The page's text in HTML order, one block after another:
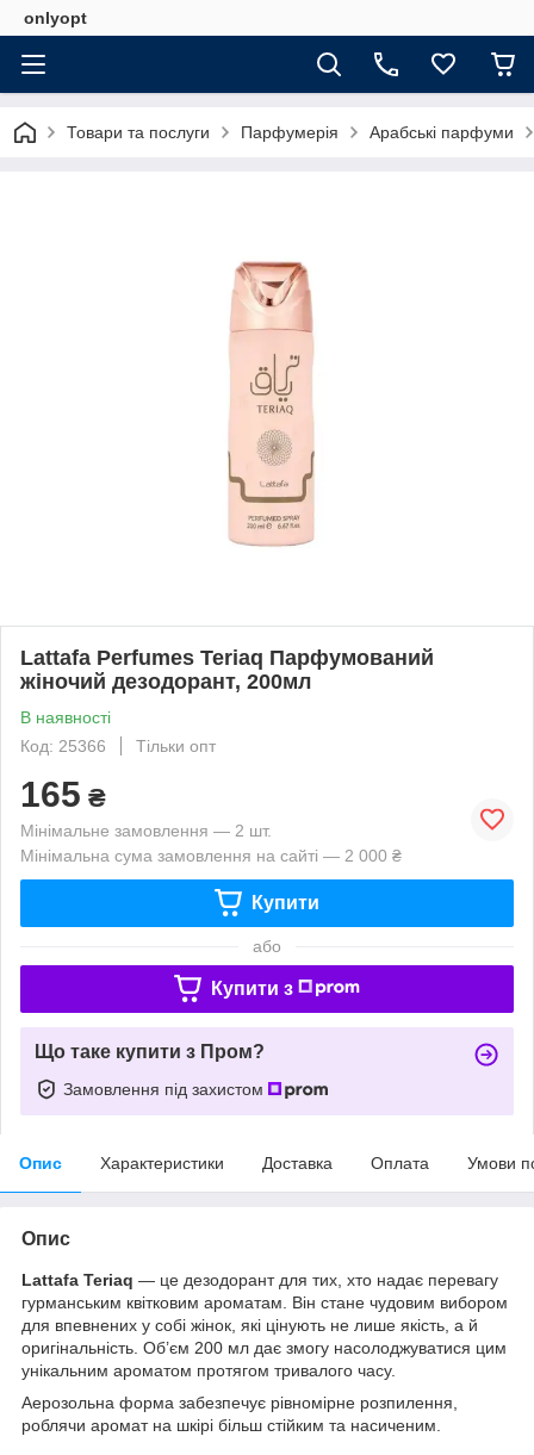
onlyopt
Товари та послуги Парфумерія Арабські парфуми
Lattafa Perfumes Teriaq Парфумований
жіночий дезодорант, 200мл
В наявності
Код: 25366
Тільки опт
165 ₴
Мінімальне замовлення — 2 шт.
Мінімальна сума замовлення на сайті — 2 000 ₴
Купити
або
Купити з
Що таке купити з Пром?
Замовлення під захистом
Опис Характеристики Доставка Оплата Умови
Опис
Lattafa Teriaq — це дезодорант для тих, хто надає перевагу
гурманським квітковим ароматам. Він стане чудовим вибором
для впевнених у собі жінок, які цінують не лише якість, а й
оригінальність. Об’єм 200 мл дає змогу насолоджуватися цим
унікальним ароматом протягом тривалого часу.
Аерозольна форма забезпечує рівномірне розпилення,
роблячи аромат на шкірі більш стійким та насиченим.